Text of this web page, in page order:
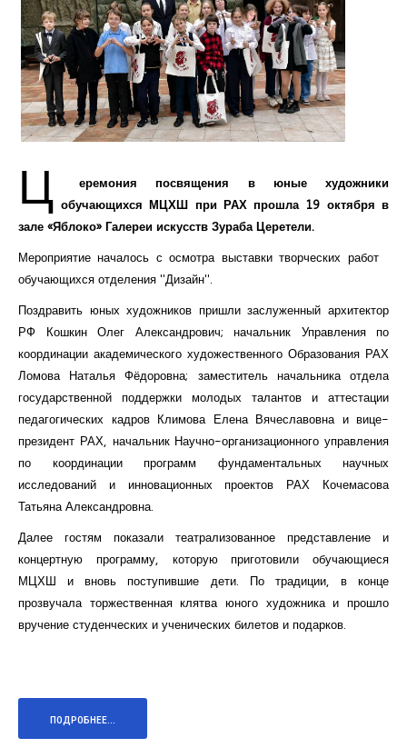
Ц
еремония посвящения в юные художники
обучающихся МЦХШ при РАХ прошла 19 октября в
зале «Яблоко» Галереи искусств Зураба Церетели.
Мероприятие началось с осмотра выставки творческих работ
обучающихся отделения "Дизайн".
Поздравить юных художников пришли заслуженный архитектор
РФ Кошкин Олег Александрович; начальник Управления по
координации академического художественного Образования РАХ
Ломова Наталья Фёдоровна; заместитель начальника отдела
государственной поддержки молодых талантов и аттестации
педагогических кадров Климова Елена Вячеславовна и вице-
президент РАХ, начальник Научно-организационного управления
по координации программ фундаментальных научных
исследований и инновационных проектов РАХ Кочемасова
Татьяна Александровна.
Далее гостям показали театрализованное представление и
концертную программу, которую приготовили обучающиеся
МЦХШ и вновь поступившие дети. По традиции, в конце
прозвучала торжественная клятва юного художника и прошло
вручение студенческих и ученических билетов и подарков.
ПОДРОБНЕЕ...